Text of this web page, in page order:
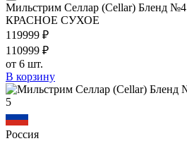
Мильстрим Селлар (Cellar) Бленд №4
КРАСНОЕ СУХОЕ
119999 ₽
110999 ₽
от 6 шт.
В корзину
5
Россия